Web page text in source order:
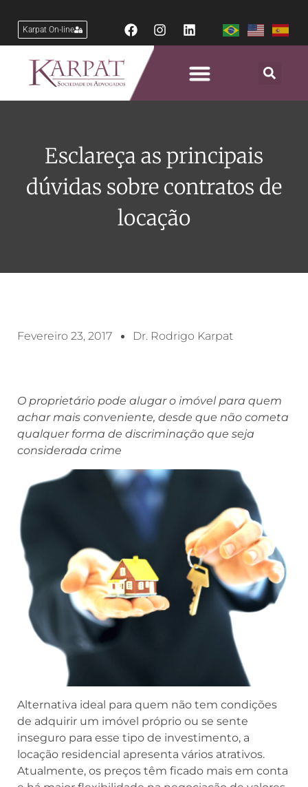
Karpat On-line
Esclareça as principais
dúvidas sobre contratos de
locação
Fevereiro 23, 2017 Dr. Rodrigo Karpat
O proprietário pode alugar o imóvel para quem
achar mais conveniente, desde que não cometa
qualquer forma de discriminação que seja
considerada crime
Alternativa ideal para quem não tem condições
de adquirir um imóvel próprio ou se sente
inseguro para esse tipo de investimento, a
locação residencial apresenta vários atrativos.
Atualmente, os preços têm ficado mais em conta